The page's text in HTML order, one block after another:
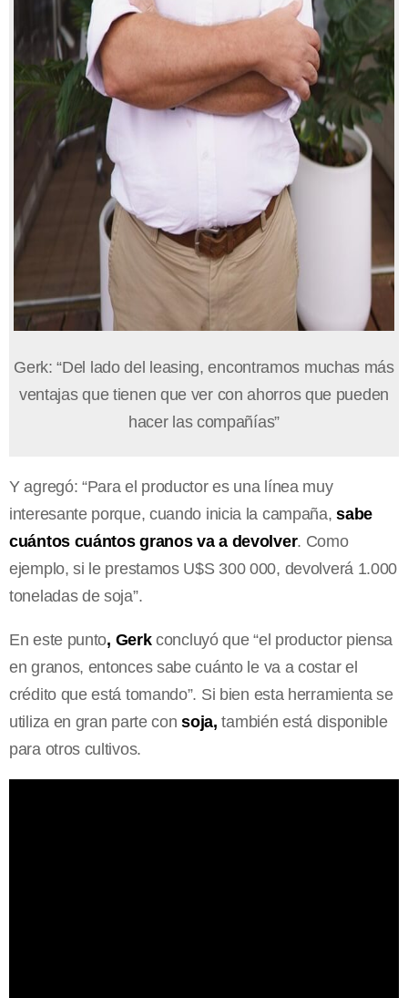
Gerk: “Del lado del leasing, encontramos muchas más
ventajas que tienen que ver con ahorros que pueden
hacer las compañías”
Y agregó: “Para el productor es una línea muy
interesante porque, cuando inicia la campaña,sabe
cuántos cuántos granos va a devolver. Como
ejemplo, si le prestamos U$S 300 000, devolverá 1.000
toneladas de soja”.
En este punto, Gerkconcluyó que “el productor piensa
en granos, entonces sabe cuánto le va a costar el
crédito que está tomando”. Si bien esta herramienta se
utiliza en gran parte consoja, también está disponible
para otros cultivos.